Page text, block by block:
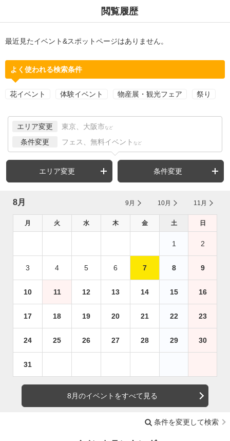
閲覧履歴
最近見たイベント&スポットページはありません。
よく使われる検索条件
花イベント 体験イベント 物産展・観光フェア 祭り
エリア変更 東京、大阪市 など
条件変更 フェス、無料イベント など
エリア変更 条件変更
8月 9月 10月 11月
月 火 水 木 金 土 日
1 2
3 4 5 6 7 8 9
10 11 12 13 14 15 16
17 18 19 20 21 22 23
24 25 26 27 28 29 30
31
8月のイベントをすべて見る
条件を変更して検索